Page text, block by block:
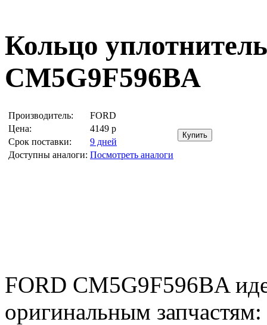
Кольцо
CM5G9F596BA
Производитель:
FORD
Цена:
4149 р
Срок поставки:
9 дней
Доступны аналоги: Посмотреть аналоги
FORD CM5G9F596BA
оригинальным запчастям: